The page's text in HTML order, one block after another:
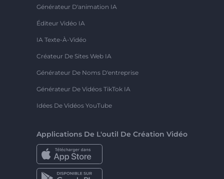
Générateur D'animation IA
Éditeur Vidéo IA
IA Texte-À-Vidéo
Créateur De Sites Web IA
Générateur De Noms D'entreprise
Générateur De Vidéos TikTok IA
Idées De Vidéos YouTube
Applications De L'outil De Création Vidéo